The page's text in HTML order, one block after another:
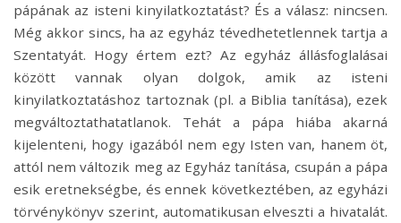
pápának az isteni kinyilatkoztatást? És a válasz: nincsen.
Még akkor sincs, ha az egyház tévedhetetlennek tartja a
Szentatyát. Hogy értem ezt? Az egyház állásfoglalásai
között vannak olyan dolgok, amik az isteni
kinyilatkoztatáshoz tartoznak (pl. a Biblia tanítása), ezek
megváltoztathatatlanok. Tehát a pápa hiába akarná
kijelenteni, hogy igazából nem egy Isten van, hanem öt,
attól nem változik meg az Egyház tanítása, csupán a pápa
esik eretnekségbe, és ennek következtében, az egyházi
törvénykönyv szerint, automatikusan elveszti a hivatalát.